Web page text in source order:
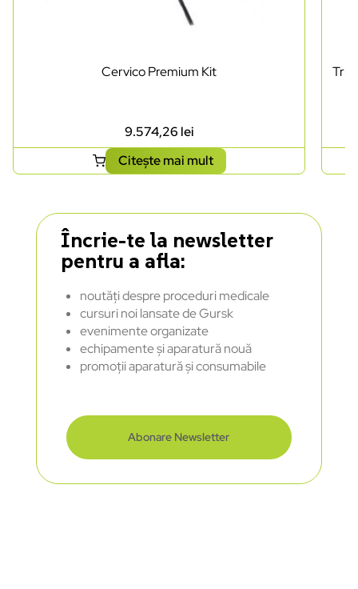
Cervico Premium Kit
9.574,26 lei
Citește mai mult
Încrie-te la newsletter
pentru a afla:
noutăți despre proceduri medicale
cursuri noi lansate de Gursk
evenimente organizate
echipamente și aparatură nouă
promoții aparatură și consumabile
Abonare Newsletter